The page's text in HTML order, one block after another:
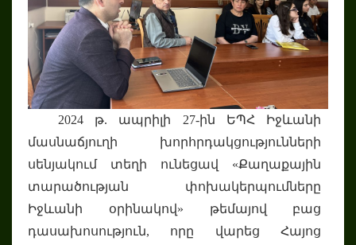
2024 թ. ապրիլի 27-ին ԵՊՀ Իջևանի
մասնաճյուղի խորհրդակցությունների
սենյակում տեղի ունեցավ «Քաղաքային
տարածության փոխակերպումները
Իջևանի օրինակով» թեմայով բաց
դասախոսություն, որը վարեց Հայոց